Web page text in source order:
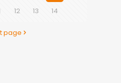
12 13 14
page